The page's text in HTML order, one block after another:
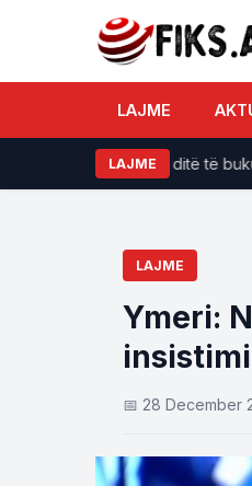
LAJME
LAJME
do të përjetojnë ditë të bukura
LAJME
Ymeri:
📅 28 December